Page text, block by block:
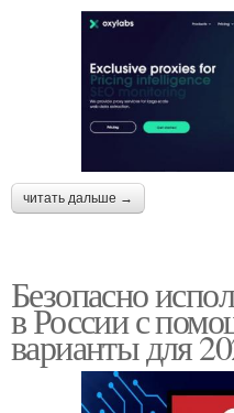
читать дальше →
Безопасно
в России с
варианты для